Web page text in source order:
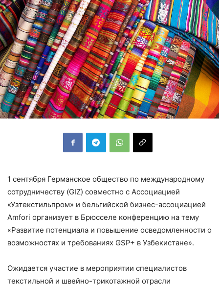
1 сентября Германское общество по международному
сотрудничеству (GIZ) совместно с Ассоциацией
«Узтекстильпром» и бельгийской бизнес-ассоциацией
Amfori организует в Брюсселе конференцию на тему
«Развитие потенциала и повышение осведомленности о
возможностях и требованиях GSP+ в Узбекистане».
Ожидается участие в мероприятии специалистов
текстильной и швейно-трикотажной отрасли